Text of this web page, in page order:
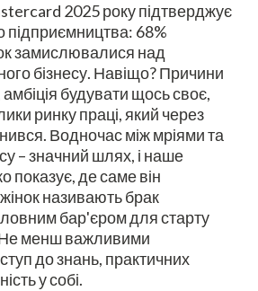
2025 року підтверджує
підприємництва: 68%
замислювалися над
бізнесу. Навіщо? Причини
амбіція будувати щось своє,
ринку праці, який через
Водночас між мріями та
– значний шлях, і наше
показує, де саме він
називають брак
бар'єром для старту
Не менш важливими
до знань, практичних
у собі.